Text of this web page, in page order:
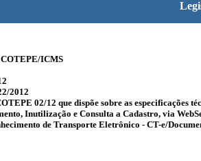
ICMS
2012
02/12 que dispõe sobre as especificações
Inutilização e Consulta a Cadastro, via
de Transporte Eletrônico - CT-e/